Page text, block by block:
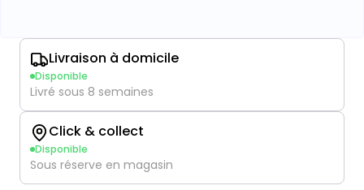
Livraison à domicile
Disponible
Livré sous 8 semaines
Click & collect
Disponible
Sous réserve en magasin